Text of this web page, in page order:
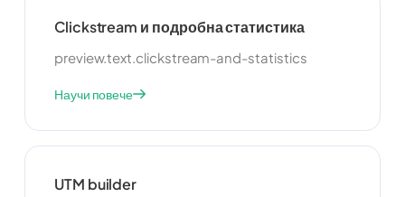
Clickstream и подробна статистика
preview.text.clickstream-and-statistics
Научи повече
UTM builder